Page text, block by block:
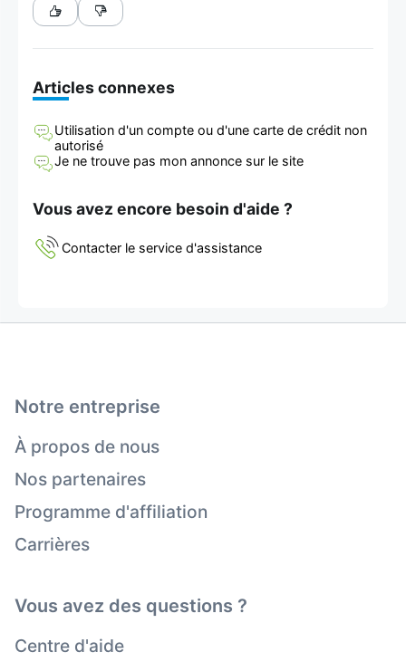
Articles connexes
Utilisation d'un compte ou d'une carte de crédit non
autorisé
Je ne trouve pas mon annonce sur le site
Vous avez encore besoin d'aide ?
Contacter le service d'assistance
Notre entreprise
À propos de nous
Nos partenaires
Programme d'affiliation
Carrières
Vous avez des questions ?
Centre d'aide